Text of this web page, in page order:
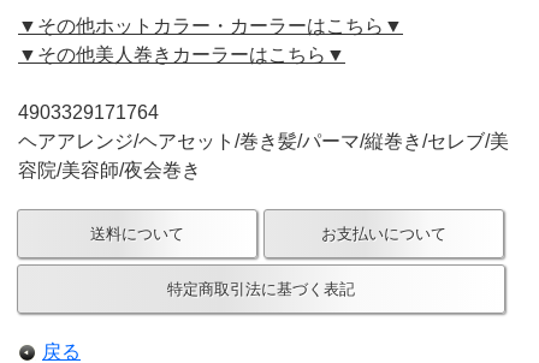
▼その他ホットカラー・カーラーはこちら▼
▼その他美人巻きカーラーはこちら▼
4903329171764
ヘアアレンジ/ヘアセット/巻き髪/パーマ/縦巻き/セレブ/美
容院/美容師/夜会巻き
送料について お支払いについて
特定商取引法に基づく表記
戻る